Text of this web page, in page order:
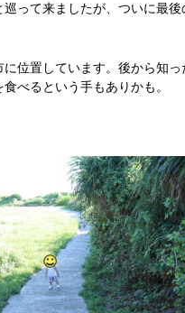
って来ましたが、ついに最後
位置しています。後から知
べるという手もありかも。